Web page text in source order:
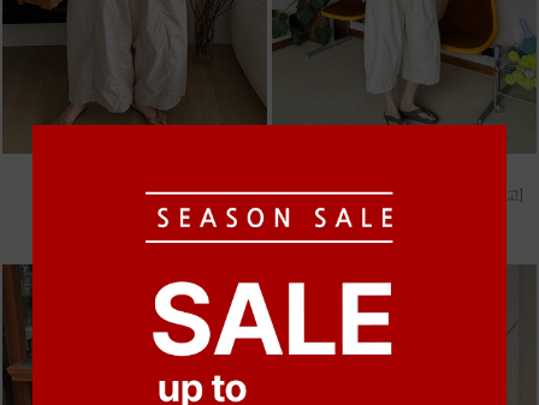
m_비휴 체크 박시셔츠
52,000원
m_헤세드 스티치 데님팬츠 [4차 재입고]
87,000원